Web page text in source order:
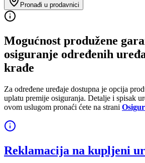
Pronađi u prodavnici
Mogućnost produžene
osiguranje određenih
krađe
Za određene uređaje dostupna je opcija
uplatu premije osiguranja. Detalje i spisak
ovom uslugom pronaći ćete na strani
Reklamacija na kupljeni